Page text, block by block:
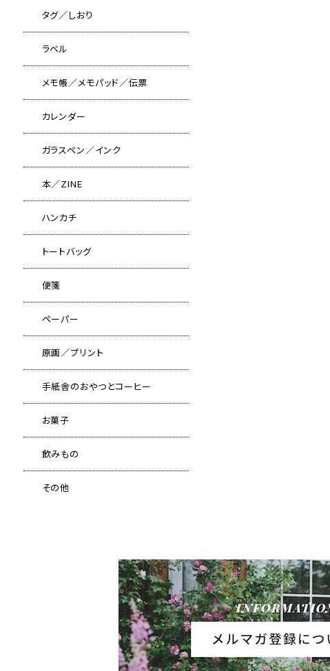
タグ／しおり
ラベル
メモ帳／メモパッド／伝票
カレンダー
ガラスペン／インク
本／ZINE
ハンカチ
トートバッグ
便箋
ペーパー
原画／プリント
手紙舎のおやつとコーヒー
お菓子
飲みもの
その他